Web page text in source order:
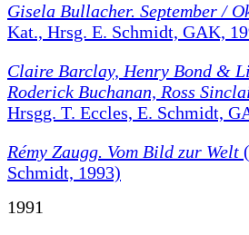
Gisela Bullacher. September /
Kat., Hrsg. E. Schmidt, GAK,
Claire Barclay, Henry Bond &
Roderick Buchanan, Ross
Hrsgg. T. Eccles, E. Schmidt,
Rémy Zaugg. Vom Bild zur Welt
Schmidt, 1993)
1991